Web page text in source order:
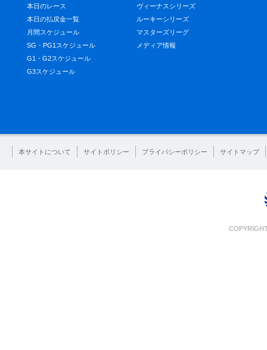
本日のレース
本日の払戻金一覧
月間スケジュール
SG・PG1スケジュール
G1・G2スケジュール
G3スケジュール
ヴィーナスシリーズ
ルーキーシリーズ
マスターズリーグ
メディア情報
本サイトについて サイトポリシー プライバシーポリシー サイトマップ